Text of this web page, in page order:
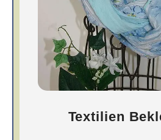
Textilien